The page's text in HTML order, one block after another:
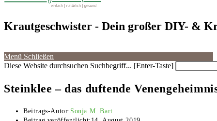
Krautgeschwister - Dein großer DIY- &
Menü Schließen
Diese Website durchsuchen Suchbegriff... [Enter-Taste]
Steinklee – das duftende
Beitrags-Autor: Sonja M. Bart